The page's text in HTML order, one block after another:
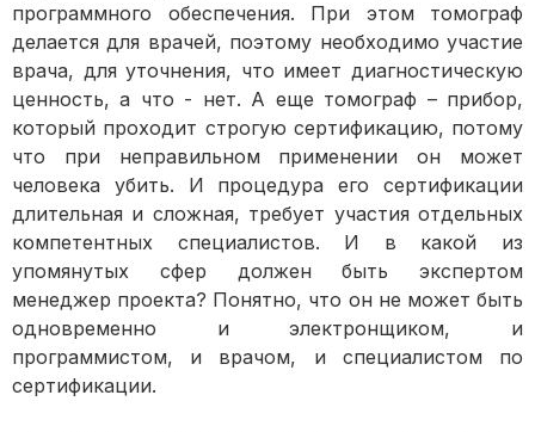
программного обеспечения. При этом томограф
делается для врачей, поэтому необходимо участие
врача, для уточнения, что имеет диагностическую
ценность, а что - нет. А еще томограф – прибор,
который проходит строгую сертификацию, потому
что при неправильном применении он может
человека убить. И процедура его сертификации
длительная и сложная, требует участия отдельных
компетентных специалистов. И в какой из
упомянутых сфер должен быть экспертом
менеджер проекта? Понятно, что он не может быть
одновременно и электронщиком, и
программистом, и врачом, и специалистом по
сертификации.